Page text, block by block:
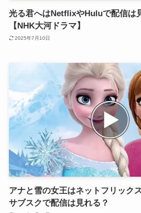
光る君へはNetflixやHuluで配信は
【NHK大河ドラマ】
2025年7月10日
アナと雪の女王はネットフリック
サブスクで配信は見れる？